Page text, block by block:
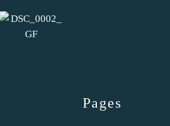
Pages